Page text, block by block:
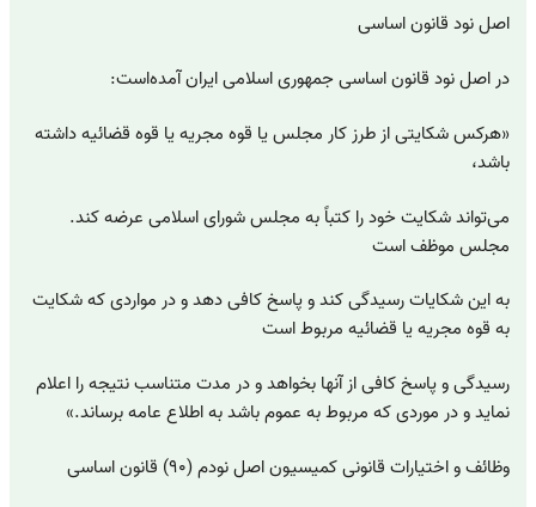
اصل نود قانون اساسی
در اصل نود قانون اساسی جمهوری اسلامی ایران آمده‌است:
«هرکس شکایتی از طرز کار مجلس یا قوه مجریه یا قوه قضائیه داشته
باشد،
می‌تواند شکایت خود را کتباً به مجلس شورای اسلامی عرضه کند.
مجلس موظف است
به این شکایات رسیدگی کند و پاسخ کافی دهد و در مواردی که شکایت
به قوه مجریه یا قضائیه مربوط است
رسیدگی و پاسخ کافی از آنها بخواهد و در مدت متناسب نتیجه را اعلام
نماید و در موردی که مربوط به عموم باشد به اطلاع عامه برساند.»
وظائف و اختیارات قانونی کمیسیون اصل نودم (۹۰) قانون اساسی